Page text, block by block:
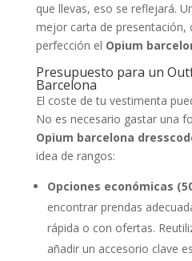
que llevas, eso se reflejará.
mejor carta de presentación,
perfección el Opium
Presupuesto para un
Barcelona
El coste de tu vestimenta
No es necesario gastar una
Opium barcelona
idea de rangos:
Opciones económicas
encontrar prendas
rápida o con ofertas.
añadir un accesorio clave